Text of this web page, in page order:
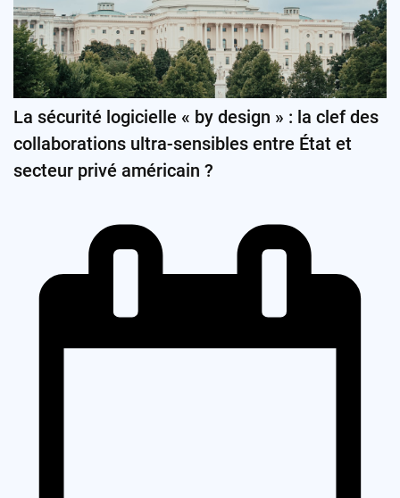
La sécurité logicielle « by design » : la clef des
collaborations ultra-sensibles entre État et
secteur privé américain ?